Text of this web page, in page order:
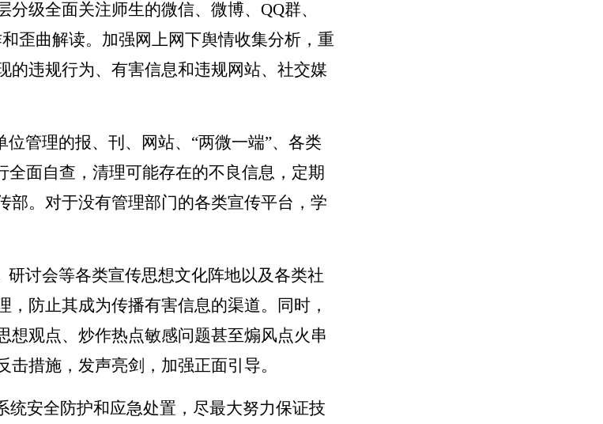
级全面关注师生的微信、微博、 QQ群、
歪曲解读。加强网上网下舆情收集分析，重
的违规行为、有害信息和违规网站、社交媒
管理的报、刊、网站、 “两微一端”、各类
面自查，清理可能存在的不良信息，定期
部。对于没有管理部门的各类宣传平台，学
讨会等各类宣传思想文化阵地以及各类社
防止其成为传播有害信息的渠道。同时，
想观点、炒作热点敏感问题甚至煽风点火串
措施，发声亮剑，加强正面引导。
统安全防护和应急处置，尽最大努力保证技